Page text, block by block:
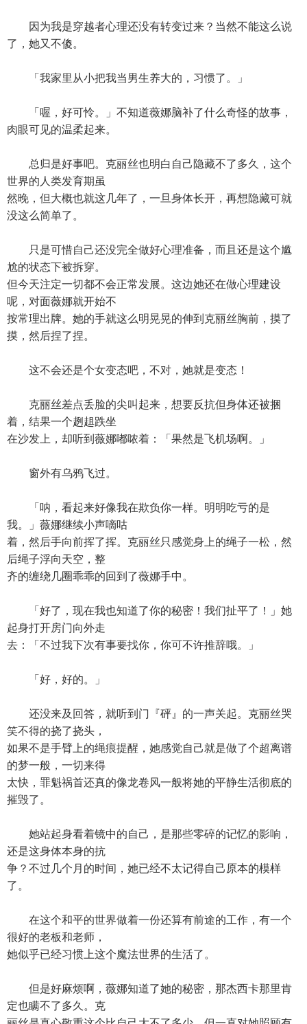
因为我是穿越者心理还没有转变过来？当然不能这么说
了，她又不傻。
「我家里从小把我当男生养大的，习惯了。」
「喔，好可怜。」不知道薇娜脑补了什么奇怪的故事，
肉眼可见的温柔起来。
总归是好事吧。克丽丝也明白自己隐藏不了多久，这个
世界的人类发育期虽
然晚，但大概也就这几年了，一旦身体长开，再想隐藏可就
没这么简单了。
只是可惜自己还没完全做好心理准备，而且还是这个尴
尬的状态下被拆穿。
但今天注定一切都不会正常发展。这边她还在做心理建设
呢，对面薇娜就开始不
按常理出牌。她的手就这么明晃晃的伸到克丽丝胸前，摸了
摸，然后捏了捏。
这不会还是个女变态吧，不对，她就是变态！
克丽丝差点丢脸的尖叫起来，想要反抗但身体还被捆
着，结果一个趔趄跌坐
在沙发上，却听到薇娜嘟哝着：「果然是飞机场啊。」
窗外有乌鸦飞过。
「呐，看起来好像我在欺负你一样。明明吃亏的是
我。」薇娜继续小声嘀咕
着，然后手向前挥了挥。克丽丝只感觉身上的绳子一松，然
后绳子浮向天空，整
齐的缠绕几圈乖乖的回到了薇娜手中。
「好了，现在我也知道了你的秘密！我们扯平了！」她
起身打开房门向外走
去：「不过我下次有事要找你，你可不许推辞哦。」
「好，好的。」
还没来及回答，就听到门『砰』的一声关起。克丽丝哭
笑不得的挠了挠头，
如果不是手臂上的绳痕提醒，她感觉自己就是做了个超离谱
的梦一般，一切来得
太快，罪魁祸首还真的像龙卷风一般将她的平静生活彻底的
摧毁了。
她站起身看着镜中的自己，是那些零碎的记忆的影响，
还是这身体本身的抗
争？不过几个月的时间，她已经不太记得自己原本的模样
了。
在这个和平的世界做着一份还算有前途的工作，有一个
很好的老板和老师，
她似乎已经习惯上这个魔法世界的生活了。
但是好麻烦啊，薇娜知道了她的秘密，那杰西卡那里肯
定也瞒不了多久。克